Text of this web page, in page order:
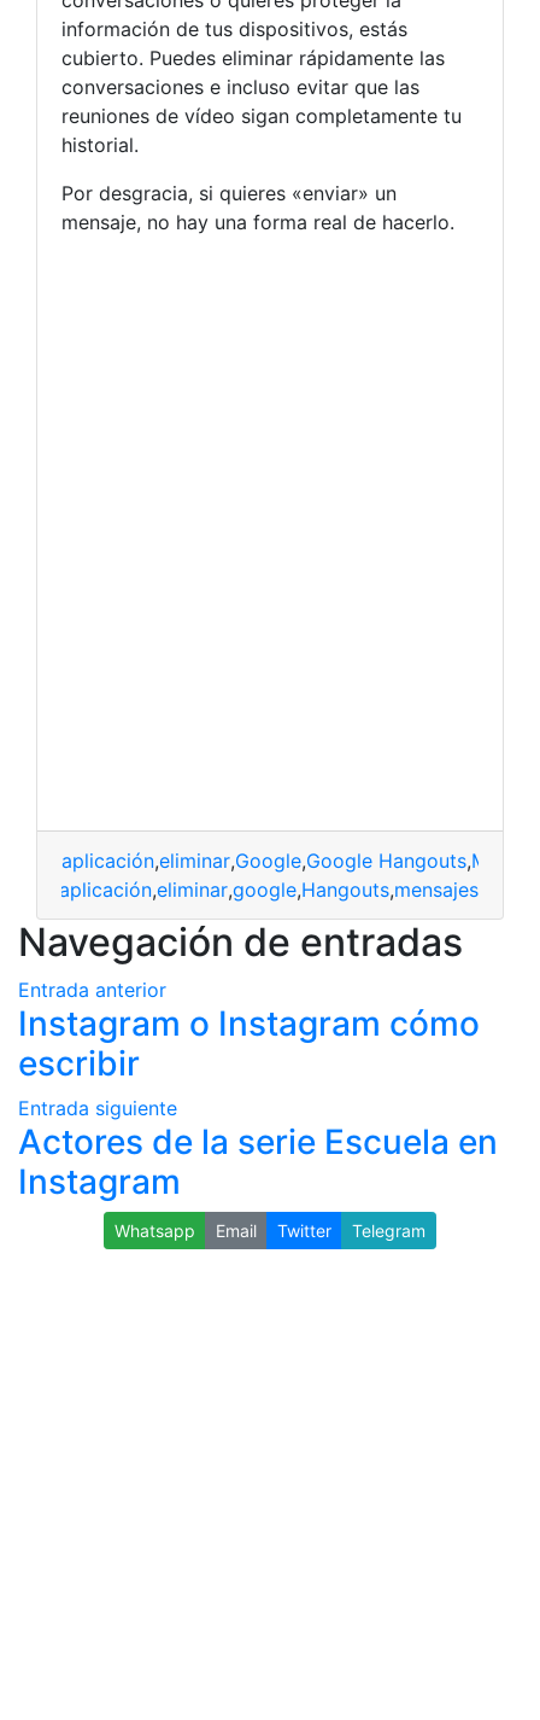
información de tus dispositivos, estás
cubierto. Puedes eliminar rápidamente las
conversaciones e incluso evitar que las
reuniones de vídeo sigan completamente tu
historial.
Por desgracia, si quieres «enviar» un
mensaje, no hay una forma real de hacerlo.
aplicación,eliminar,Google,Google Hangouts,
aplicación,eliminar,google,Hangouts,mensajes
Navegación de entradas
Entrada anterior
Instagram o Instagram cómo
escribir
Entrada siguiente
Actores de la serie Escuela en
Instagram
Whatsapp Email Twitter Telegram